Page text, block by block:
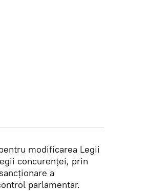
modificarea Legii
concurenței, prin
a
parlamentar.